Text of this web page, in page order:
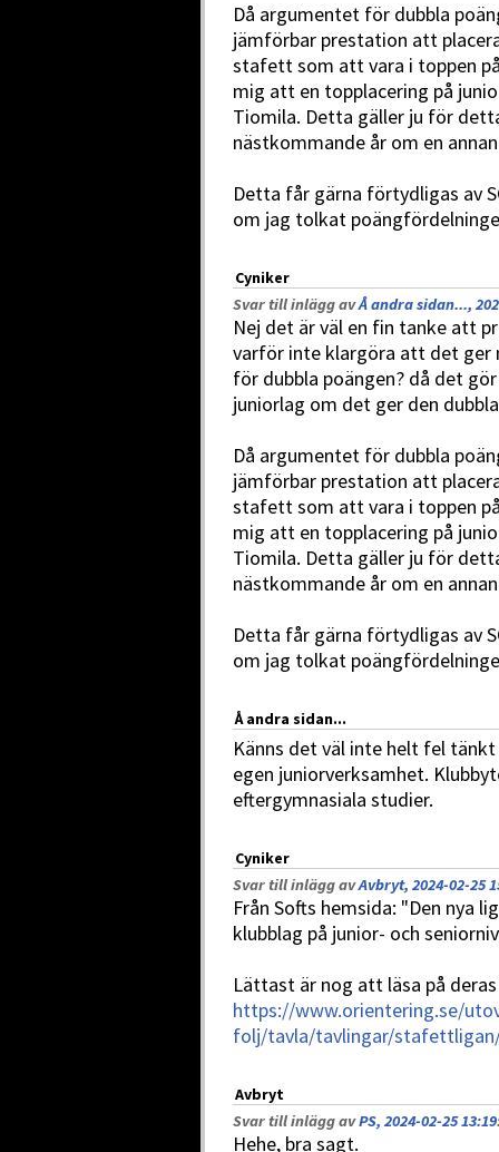
Då argumentet för dubbla
jämförbar prestation att
stafett som att vara i toppen
mig att en topplacering på
Tiomila. Detta gäller ju för
nästkommande år om en
Detta får gärna förtydligas av
om jag tolkat
Cyniker
Svar till inlägg avÅ andra sidan...,
Nej det är väl en fin tanke att
varför inte klargöra att det ger
för dubbla poängen? då det
juniorlag om det ger den
Då argumentet för dubbla
jämförbar prestation att
stafett som att vara i toppen
mig att en topplacering på
Tiomila. Detta gäller ju för
nästkommande år om en
Detta får gärna förtydligas av
om jag tolkat
Å andra sidan...
Känns det väl inte helt fel
egen juniorverksamhet.
eftergymnasiala studier.
Cyniker
Svar till inlägg avAvbryt, 2024-02-25
Från Softs hemsida: "Den nya
klubblag på junior- och
Lättast är nog att läsa på
https://www.orientering.se/
folj/tavla/tavlingar/
Avbryt
Svar till inlägg avPS, 2024-02-25 13:19
Hehe, bra sagt.